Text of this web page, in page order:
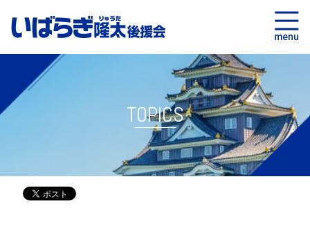
TOPICS